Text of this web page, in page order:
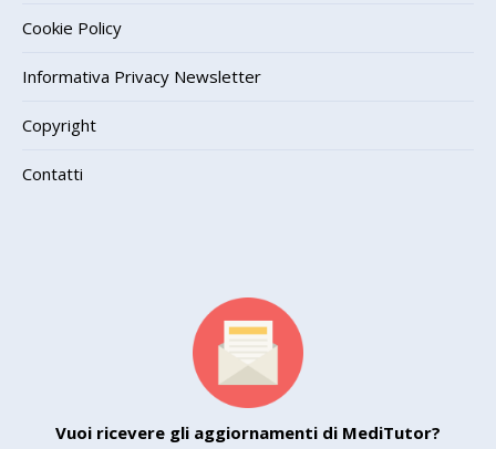
Cookie Policy
Informativa Privacy Newsletter
Copyright
Contatti
Vuoi ricevere gli aggiornamenti di MediTutor?